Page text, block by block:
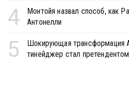
4
Монтойя назвал способ, как
Антонелли
5
Шокирующая трансформация
тинейджер стал